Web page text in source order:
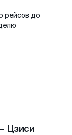
рейсов до
Цзиси